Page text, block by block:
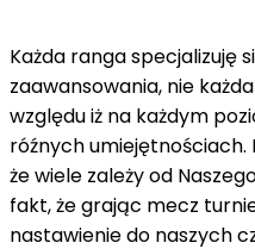
Każda ranga specjalizuję
zaawansowania, nie
względu iż na każdym
róźnych
że wiele zależy od
fakt, że grając mecz
nastawienie do naszych